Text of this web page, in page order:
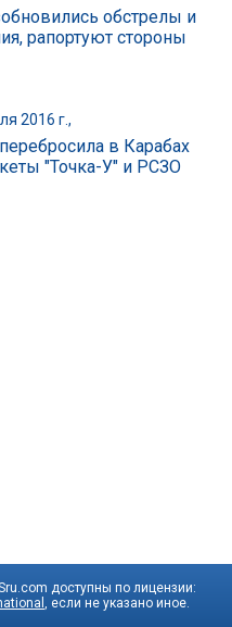
обстрелы и
рапортуют стороны
2016 г.,
в Карабах
"Точка-У" и РСЗО
доступны по лицензии:
, если не указано иное.